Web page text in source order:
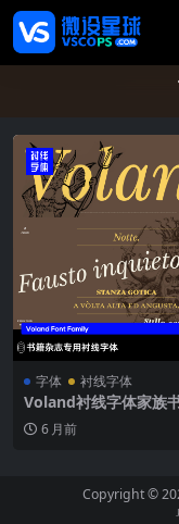
字体 衬线字体
Voland衬线字体家族
排版专用10款含斜体
克维尔风格现代字库
6 月前
Copyright ©